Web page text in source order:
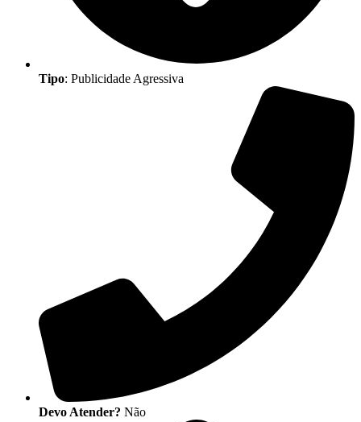
Tipo: Publicidade Agressiva
Devo Atender? Não